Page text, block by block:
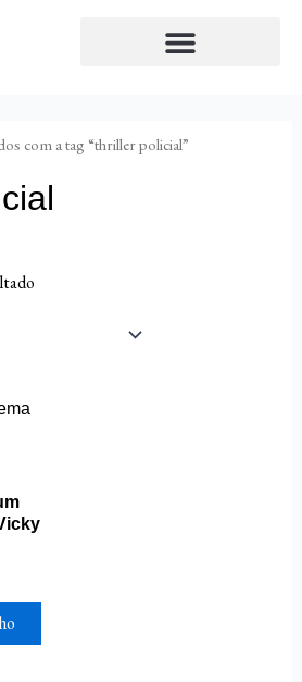
com a tag “thriller policial”